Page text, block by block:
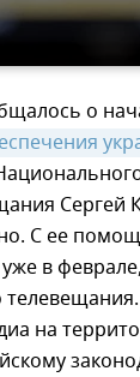
о
Сергей
С ее
в
на